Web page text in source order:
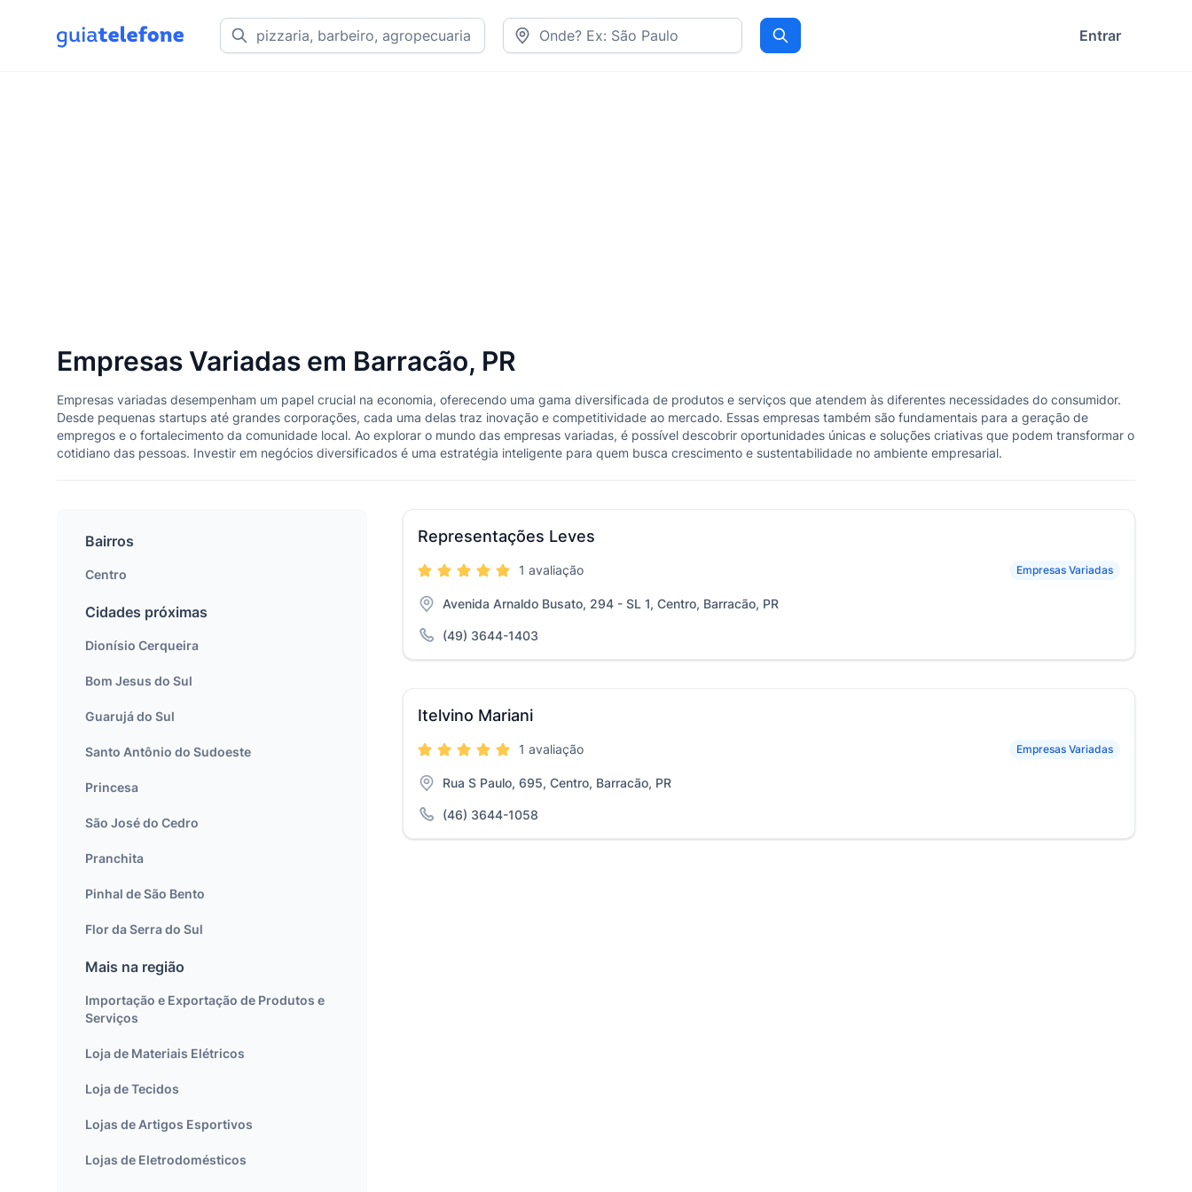
Procurar Entrar
Empresas Variadas em Barracão, PR
Empresas variadas desempenham um papel crucial na economia, oferecendo uma gama diversificada de produtos e serviços que atendem às diferentes necessidades do consumidor.
Desde pequenas startups até grandes corporações, cada uma delas traz inovação e competitividade ao mercado. Essas empresas também são fundamentais para a geração de
empregos e o fortalecimento da comunidade local. Ao explorar o mundo das empresas variadas, é possível descobrir oportunidades únicas e soluções criativas que podem transformar o
cotidiano das pessoas. Investir em negócios diversificados é uma estratégia inteligente para quem busca crescimento e sustentabilidade no ambiente empresarial.
Representações Leves
Empresas Variadas
1 avaliação
Avenida Arnaldo Busato, 294 - SL 1, Centro, Barracão, PR
(49) 3644-1403
Itelvino Mariani
Empresas Variadas
1 avaliação
Rua S Paulo, 695, Centro, Barracão, PR
(46) 3644-1058
Bairros
Centro
Cidades próximas
Dionísio Cerqueira
Bom Jesus do Sul
Guarujá do Sul
Santo Antônio do Sudoeste
Princesa
São José do Cedro
Pranchita
Pinhal de São Bento
Flor da Serra do Sul
Mais na região
Importação e Exportação de Produtos e
Serviços
Loja de Materiais Elétricos
Loja de Tecidos
Lojas de Artigos Esportivos
Lojas de Eletrodomésticos